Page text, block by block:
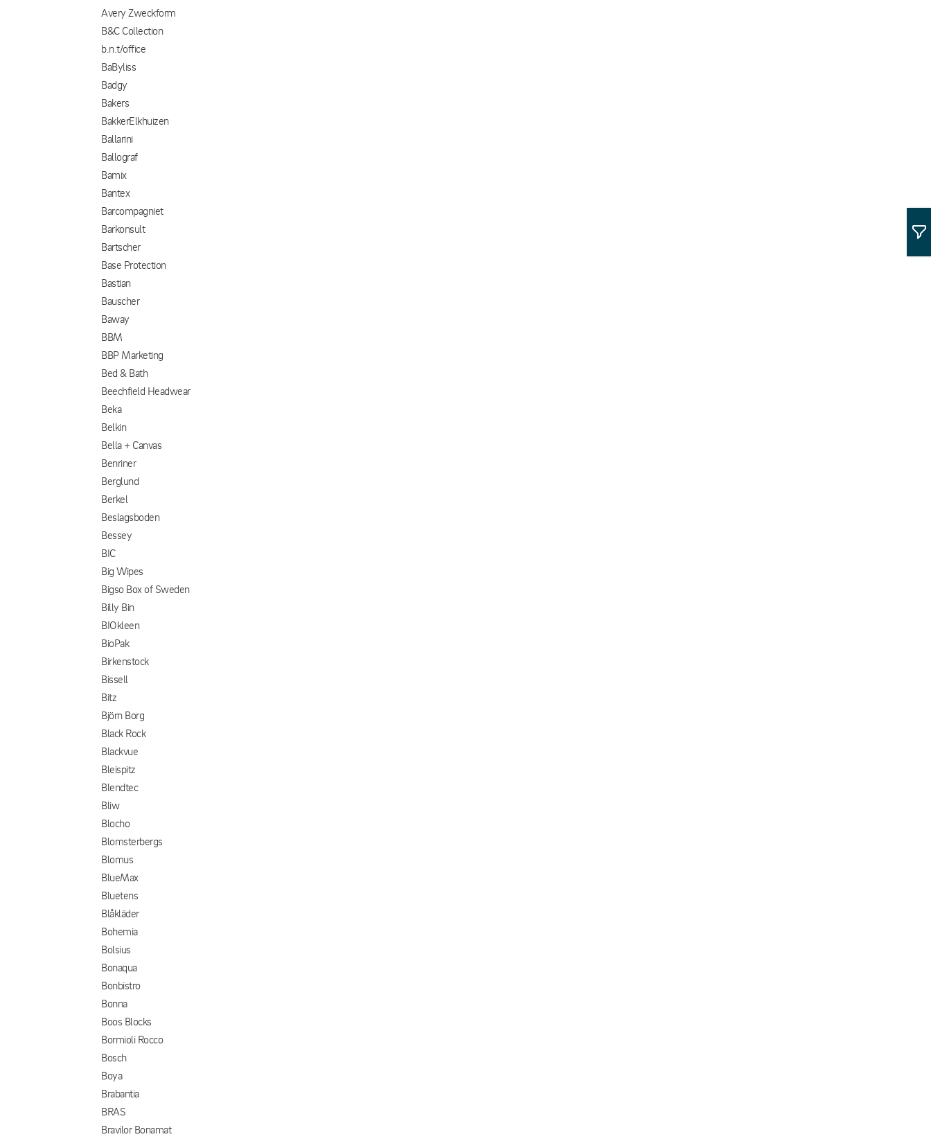
Avery Zweckform
B&C Collection
b.n.t/office
BaByliss
Badgy
Bakers
BakkerElkhuizen
Ballarini
Ballograf
Bamix
Bantex
Barcompagniet
Barkonsult
Bartscher
Base Protection
Bastian
Bauscher
Baway
BBM
BBP Marketing
Bed & Bath
Beechfield Headwear
Beka
Belkin
Bella + Canvas
Benriner
Berglund
Berkel
Beslagsboden
Bessey
BIC
Big Wipes
Bigso Box of Sweden
Billy Bin
BIOkleen
BioPak
Birkenstock
Bissell
Bitz
Björn Borg
Black Rock
Blackvue
Bleispitz
Blendtec
Bliw
Blocho
Blomsterbergs
Blomus
BlueMax
Bluetens
Blåkläder
Bohemia
Bolsius
Bonaqua
Bonbistro
Bonna
Boos Blocks
Bormioli Rocco
Bosch
Boya
Brabantia
BRAS
Bravilor Bonamat